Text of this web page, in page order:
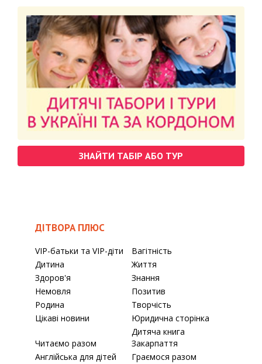
ЗНАЙТИ ТАБІР АБО ТУР
ДІТВОРА ПЛЮС
VIP-батьки та VIP-діти
Вагітність
Дитина
Життя
Здоров'я
Знання
Немовля
Позитив
Родина
Творчість
Цікаві новини
Юридична сторінка
Читаємо разом
Дитяча книга
Закарпаття
Англійська для дітей
Граємося разом